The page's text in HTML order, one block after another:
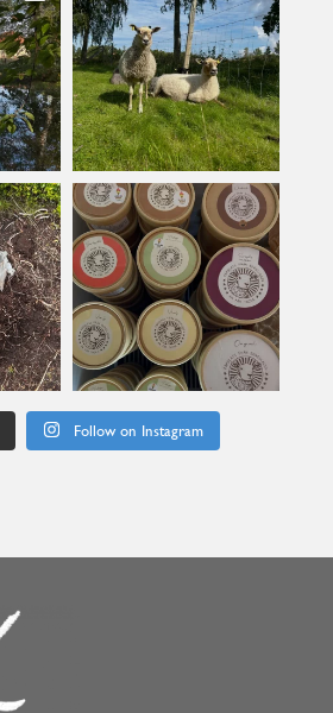
kullanslycka
Jun 24
Follow on Instagram